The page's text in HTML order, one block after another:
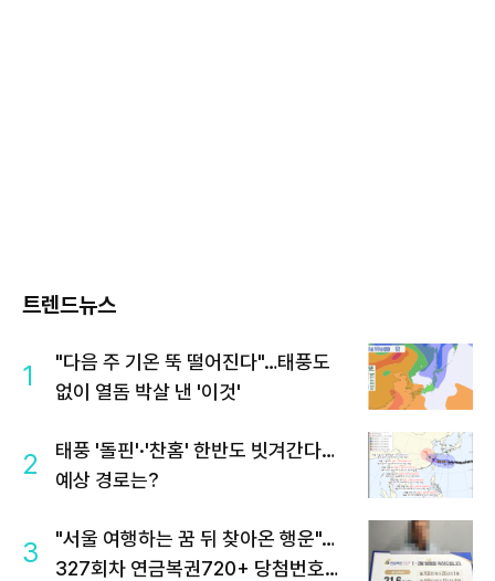
트렌드뉴스
1
"다음 주 기온 뚝 떨어진다"…태풍도
없이 열돔 박살 낸 '이것'
2
태풍 '돌핀'·'찬홈' 한반도 빗겨간다…
예상 경로는?
3
"서울 여행하는 꿈 뒤 찾아온 행운"…
327회차 연금복권720+ 당첨번호조